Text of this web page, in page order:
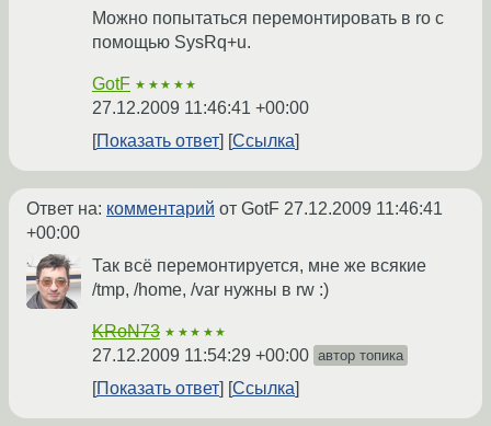
Можно попытаться перемонтировать в ro с
помощью SysRq+u.
GotF ★★★★★
27.12.2009 11:46:41 +00:00
Показать ответ
Ссылка
Ответ на: комментарий от GotF 27.12.2009 11:46:41
+00:00
Так всё перемонтируется, мне же всякие
/tmp, /home, /var нужны в rw :)
KRoN73 ★★★★★
27.12.2009 11:54:29 +00:00 автор топика
Показать ответ Ссылка